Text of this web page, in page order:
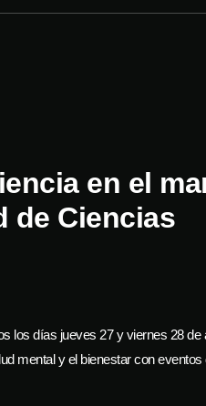
en el
de Ciencias
los días jueves 27 y viernes 28 de
mental y el bienestar con eventos